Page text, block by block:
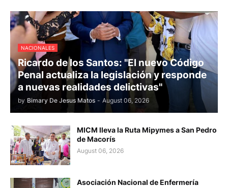
NACIONALES
Ricardo de los Santos: "El nuevo Código
Penal actualiza la legislación y responde
a nuevas realidades delictivas"
by Bimary De Jesus Matos - August 06, 2026
MICM lleva la Ruta Mipymes a San Pedro
de Macorís
August 06, 2026
Asociación Nacional de Enfermería